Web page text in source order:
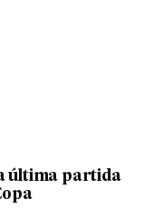
última partida